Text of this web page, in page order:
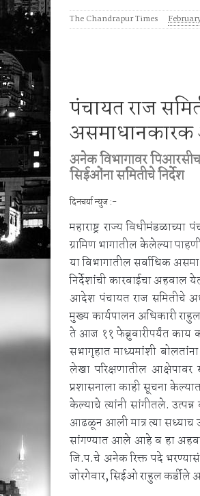
1 व 2 ऑगस्ट
शेगाव पोलीस
The Chandrapur Times
पंचायत राज
असमाधानकारक
अनेक विभागावर
सिईओंना समितीचे निर्देश
दिनचर्या न्युज :-
महाराष्ट्र राज्य
ग्रामिण भागातील केलेल्या
या विभागातील सर्वाधिक
निर्देशांची कारवाईचा अहवाल
आदेश पंचायत राज समितीचे
मुख्य कार्यपालन अधिकारी
ते आज ११ फेब्रुवारीपर्यंत काय
सभागृहात माध्यमांशी
लेखा परिक्षणातील आक्षेपावर
प्रशासनाला काही सूचना केल्यात
केल्याचे त्यांनी सांगीतले.
आढळून आली मात्र त्या सध्याच
सांगण्यात आले आहे व हा
जि.प.चे अनेक रिक्त पदे
जोरगेवार, सिईओ राहुल